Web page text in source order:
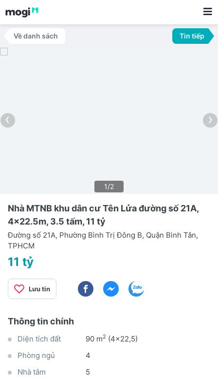
Về danh sách Tin tiếp
‹ ›
1/2
Nhà MTNB khu dân cư Tên Lửa đường số 21A,
4x22.5m, 3.5 tấm, 11 tỷ
Đường số 21A, Phường Bình Trị Đông B, Quận Bình Tân,
TPHCM
11 tỷ
Lưu tin
Thông tin chính
Diện tích đất 90 m2 (4x22,5)
Phòng ngủ
4
Nhà tắm
5